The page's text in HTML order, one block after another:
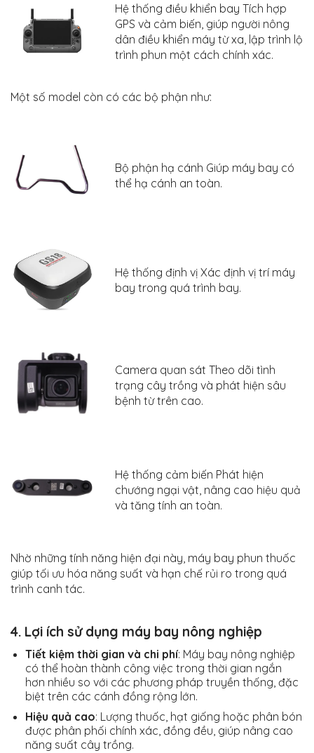
Hệ thống điều khiển bay Tích hợp
GPS và cảm biến, giúp người nông
dân điều khiển máy từ xa, lập trình lộ
trình phun một cách chính xác.
Một số model còn có các bộ phận như:
Bộ phận hạ cánh Giúp máy bay có
thể hạ cánh an toàn.
Hệ thống định vị Xác định vị trí máy
bay trong quá trình bay.
Camera quan sát Theo dõi tình
trạng cây trồng và phát hiện sâu
bệnh từ trên cao.
Hệ thống cảm biến Phát hiện
chướng ngại vật, nâng cao hiệu quả
và tăng tính an toàn.
Nhờ những tính năng hiện đại này, máy bay phun thuốc
giúp tối ưu hóa năng suất và hạn chế rủi ro trong quá
trình canh tác.
4. Lợi ích sử dụng máy bay nông nghiệp
Tiết kiệm thời gian và chi phí: Máy bay nông nghiệp
có thể hoàn thành công việc trong thời gian ngắn
hơn nhiều so với các phương pháp truyền thống, đặc
biệt trên các cánh đồng rộng lớn.
Hiệu quả cao: Lượng thuốc, hạt giống hoặc phân bón
được phân phối chính xác, đồng đều, giúp nâng cao
năng suất cây trồng.